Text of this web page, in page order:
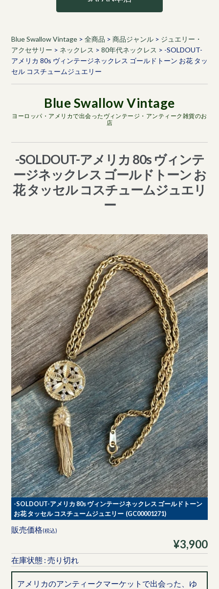
Blue Swallow Vintage> 全商品 > 商品ジャンル> ジュエリー・
アクセサリー > ネックレス > 80年代ネックレス > -SOLDOUT-
アメリカ 80s ヴィンテージネックレス ゴールドトーン お花 タッ
セル コスチュームジュエリー
ヨーロッパ・アメリカで出会ったヴィンテージ・アンティーク雑貨のお
店
-SOLDOUT-アメリカ 80s ヴィンテ
ージネックレス ゴールドトーン お
花 タッセル コスチュームジュエリ
ー
-SOLDOUT-アメリカ 80s ヴィンテージネックレス ゴールドトーン
お花 タッセル コスチュームジュエリー (GC00001271)
販売価格(税込)
¥3,900
在庫状態 : 売り切れ
アメリカのアンティークマーケットで出会った、ゆ